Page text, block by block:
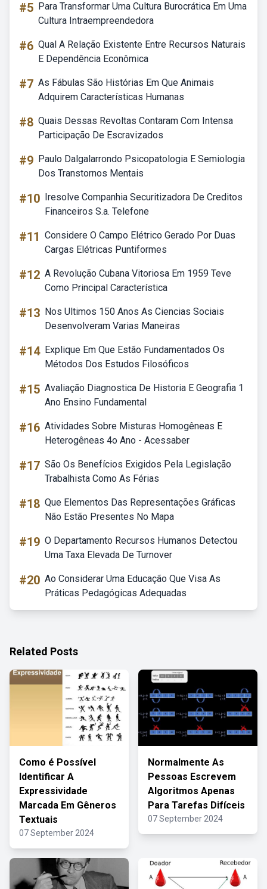
#5 Para Transformar Uma Cultura Burocrática Em Uma
Cultura Intraempreendedora
#6 Qual A Relação Existente Entre Recursos Naturais
E Dependência Econômica
#7 As Fábulas São Histórias Em Que Animais
Adquirem Características Humanas
#8 Quais Dessas Revoltas Contaram Com Intensa
Participação De Escravizados
#9 Paulo Dalgalarrondo Psicopatologia E Semiologia
Dos Transtornos Mentais
#10 Iresolve Companhia Securitizadora De Creditos
Financeiros S.a. Telefone
#11 Considere O Campo Elétrico Gerado Por Duas
Cargas Elétricas Puntiformes
#12 A Revolução Cubana Vitoriosa Em 1959 Teve
Como Principal Característica
#13 Nos Ultimos 150 Anos As Ciencias Sociais
Desenvolveram Varias Maneiras
#14 Explique Em Que Estão Fundamentados Os
Métodos Dos Estudos Filosóficos
#15 Avaliação Diagnostica De Historia E Geografia 1
Ano Ensino Fundamental
#16 Atividades Sobre Misturas Homogêneas E
Heterogêneas 4o Ano - Acessaber
#17 São Os Benefícios Exigidos Pela Legislação
Trabalhista Como As Férias
#18 Que Elementos Das Representações Gráficas
Não Estão Presentes No Mapa
#19 O Departamento Recursos Humanos Detectou
Uma Taxa Elevada De Turnover
#20 Ao Considerar Uma Educação Que Visa As
Práticas Pedagógicas Adequadas
Related Posts
Como é Possível
Identificar A
Expressividade
Marcada Em Gêneros
Textuais
07 September 2024
Normalmente As
Pessoas Escrevem
Algoritmos Apenas
Para Tarefas Difíceis
07 September 2024